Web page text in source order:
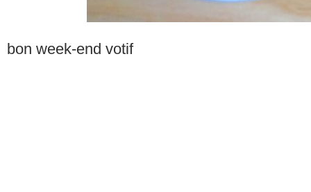
bon week-end votif